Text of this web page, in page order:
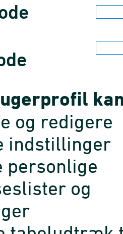
og redigere
indstillinger
personlige
og